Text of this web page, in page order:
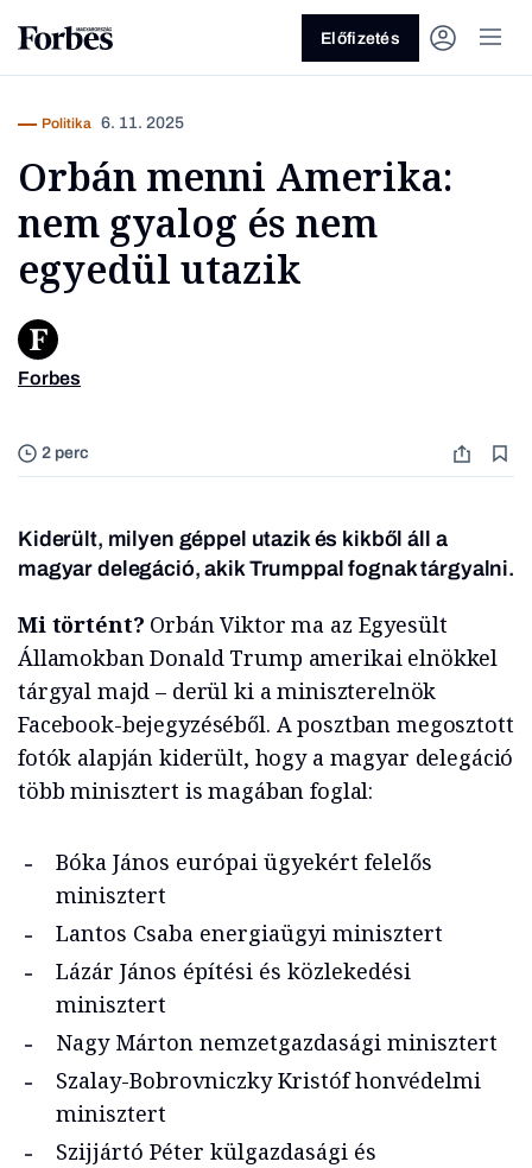
Előfizetés
2 perc
Politika 6. 11. 2025
Orbán menni Amerika:
nem gyalog és nem
egyedül utazik
Forbes
Kiderült, milyen géppel utazik és kikből áll a
magyar delegáció, akik Trumppal fognak tárgyalni.
Mi történt? Orbán Viktor ma az Egyesült
Államokban Donald Trump amerikai elnökkel
tárgyal majd – derül ki a miniszterelnök
Facebook-bejegyzéséből. A posztban megosztott
fotók alapján kiderült, hogy a magyar delegáció
több minisztert is magában foglal:
Bóka János európai ügyekért felelős
minisztert
Lantos Csaba energiaügyi minisztert
Lázár János építési és közlekedési
minisztert
Nagy Márton nemzetgazdasági minisztert
Szalay-Bobrovniczky Kristóf honvédelmi
minisztert
Szijjártó Péter külgazdasági és